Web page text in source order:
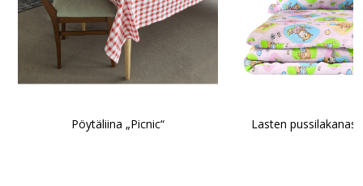
Pöytäliina „Picnic“ Lasten